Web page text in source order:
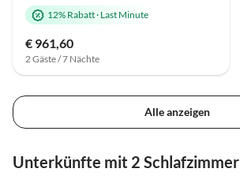
12% Rabatt· Last Minute
€ 961,60
2 Gäste / 7 Nächte
Alle anzeigen
Unterkünfte mit 2 Schlafzimmer